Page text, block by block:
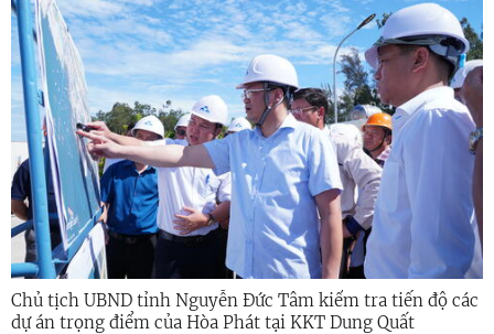
Chủ tịch UBND tỉnh Nguyễn Đức Tâm kiểm tra tiến độ các
dự án trọng điểm của Hòa Phát tại KKT Dung Quất